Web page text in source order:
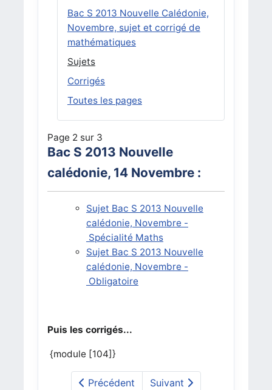
Bac S 2013 Nouvelle Calédonie,
Novembre, sujet et corrigé de
mathématiques
Sujets
Corrigés
Toutes les pages
Page 2 sur 3
Bac S 2013 Nouvelle
calédonie, 14 Novembre :
Sujet Bac S 2013 Nouvelle
calédonie, Novembre -
Spécialité Maths
Sujet Bac S 2013 Nouvelle
calédonie, Novembre -
Obligatoire
Puis les corrigés...
{module [104]}
Précédent Suivant